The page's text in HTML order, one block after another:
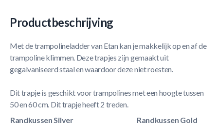
Productbeschrijving
Met de trampolineladder van Etan kan je makkelijk op en af de
trampoline klimmen. Deze trapjes zijn gemaakt uit
gegalvaniseerd staal en waardoor deze niet roesten.
Dit trapje is geschikt voor trampolines met een hoogte tussen
50 en 60 cm. Dit trapje heeft 2 treden.
Randkussen Silver
Randkussen Gold